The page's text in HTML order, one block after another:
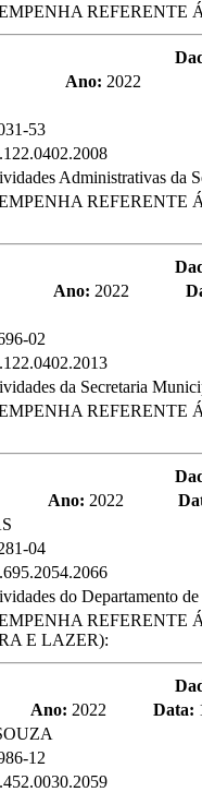
Ano: 2022
53
Administrativas da
Ano: 2022
02
da Secretaria
Ano: 2022
04
do Departamento
E LAZER):
Ano: 2022 Data:
12